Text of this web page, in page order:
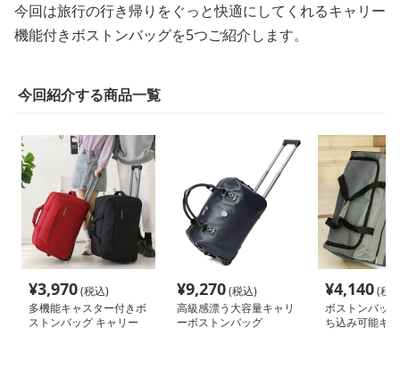
今回は旅行の行き帰りをぐっと快適にしてくれるキャリー
機能付きボストンバッグを5つご紹介します。
今回紹介する商品一覧
¥3,970(税込)
多機能キャスター付きボ
ストンバッグ キャリー
¥9,270(税込)
高級感漂う大容量キャリ
ーボストンバッグ
¥4,140(税
ボストンバッ
ち込み可能キ